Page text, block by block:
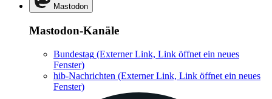
Mastodon
Mastodon-Kanäle
Bundestag (Externer Link, Link öffnet ein neues
Fenster)
hib-Nachrichten (Externer Link, Link öffnet ein neues
Fenster)